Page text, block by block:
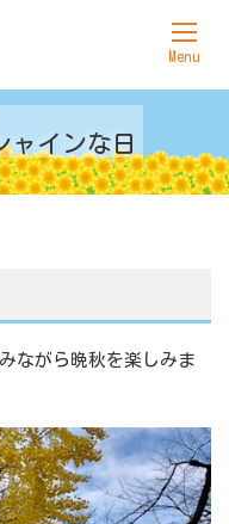
ャインな日
ながら晩秋を楽しみま